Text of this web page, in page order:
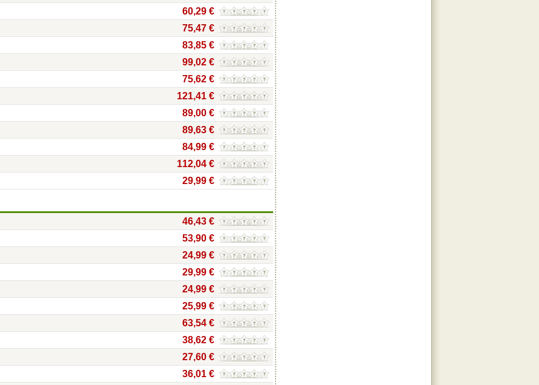
60,29 €
75,47 €
83,85 €
99,02 €
75,62 €
121,41 €
89,00 €
89,63 €
84,99 €
112,04 €
29,99 €
46,43 €
53,90 €
24,99 €
29,99 €
24,99 €
25,99 €
63,54 €
38,62 €
27,60 €
36,01 €